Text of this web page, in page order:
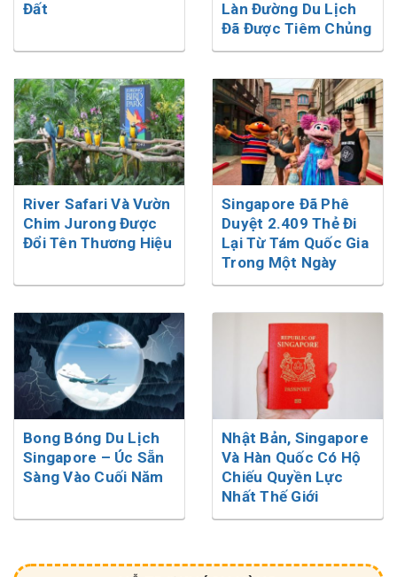
Đất
Làn Đường Du Lịch
Đã Được Tiêm Chủng
River Safari Và Vườn
Chim Jurong Được
Đổi Tên Thương Hiệu
Singapore Đã Phê
Duyệt 2.409 Thẻ Đi
Lại Từ Tám Quốc Gia
Trong Một Ngày
Bong Bóng Du Lịch
Singapore – Úc Sẵn
Sàng Vào Cuối Năm
Nhật Bản, Singapore
Và Hàn Quốc Có Hộ
Chiếu Quyền Lực
Nhất Thế Giới